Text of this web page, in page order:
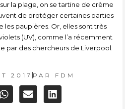
la plage, on se tartine de crème
de protéger certaines parties
les paupières. Or, elles sont très
(UV), comme l’a récemment
par des chercheurs de Liverpool.
2017 PAR FDM